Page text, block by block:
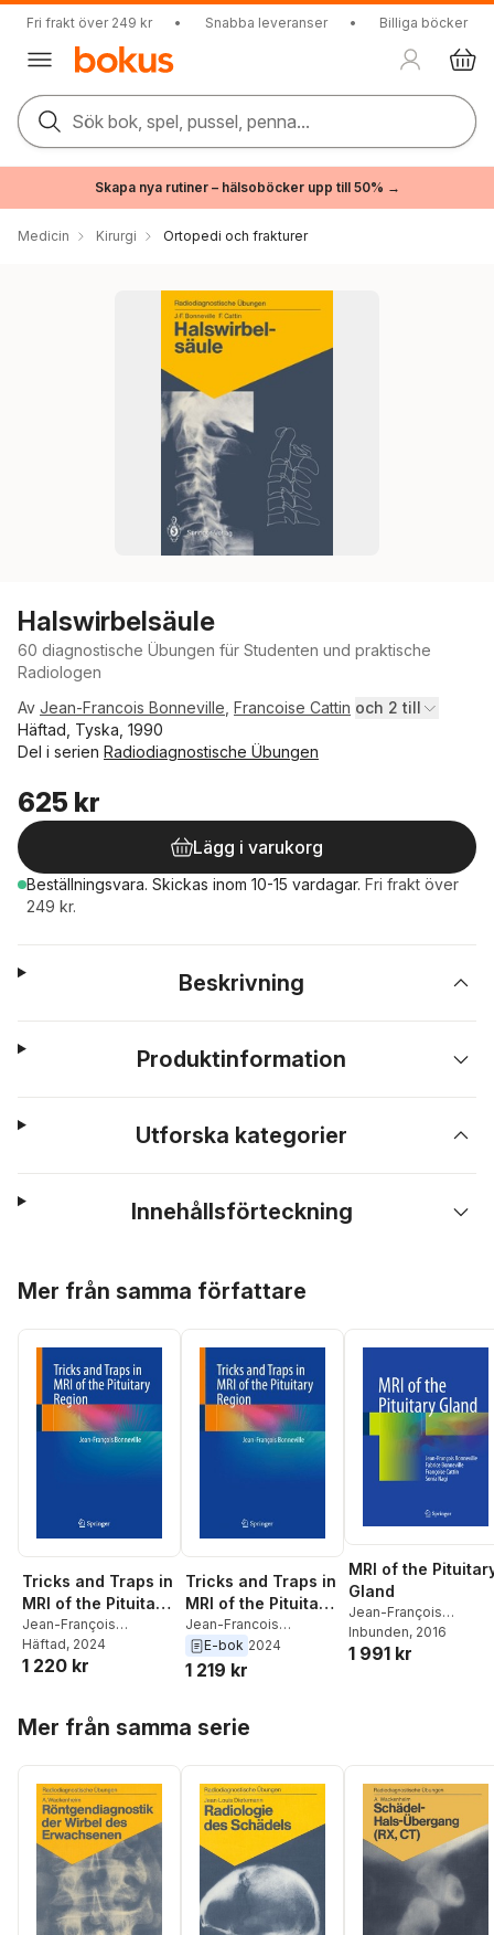
Fri frakt över 249 kr • Snabba leveranser • Billiga böcker
Sök bok, spel, pussel, penna...
Skapa nya rutiner – hälsoböcker upp till 50% →
Medicin Kirurgi Ortopedi och frakturer
Halswirbelsäule
60 diagnostische Übungen für Studenten und praktische
Radiologen
Av Jean-Francois Bonneville Francoise Cattin och 2 till
Häftad, Tyska, 1990
Del i serien Radiodiagnostische Übungen
625 kr
Lägg i varukorg
Beställningsvara. Skickas inom 10-15 vardagar. Fri frakt över
249 kr.
Beskrivning
Produktinformation
Utforska kategorier
Innehållsförteckning
Mer från samma författare
Tricks and Traps in
MRI of the Pituitary
Region
Jean-François
Bonneville
Häftad, 2024
1 220 kr
Tricks and Traps in
MRI of the Pituitary
Region
Jean-Francois
Bonneville
E-bok 2024
1 219 kr
MRI of the
Gland
Jean-François
Bonneville ,Fabrice
Bonneville
Inbunden, 2016
1 991 kr
Mer från samma serie